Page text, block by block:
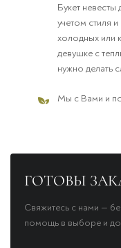
Букет
учетом стиля
холодных или
девушке с
нужно делать
Мы с Вами и
ГОТОВЫ
Свяжитесь с нами —
помощь в выборе и